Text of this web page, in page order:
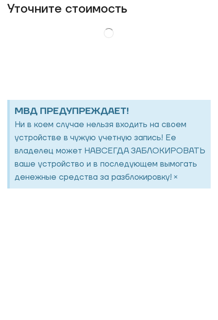
Уточнитe стоимость
МВД ПРЕДУПРЕЖДАЕТ!
Ни в коем случае нельзя входить на своем
устройстве в чужую учетную запись! Ее
владелец может НАВСЕГДА ЗАБЛОКИРОВАТЬ
ваше устройство и в последующем вымогать
денежные средства за разблокировку! ×